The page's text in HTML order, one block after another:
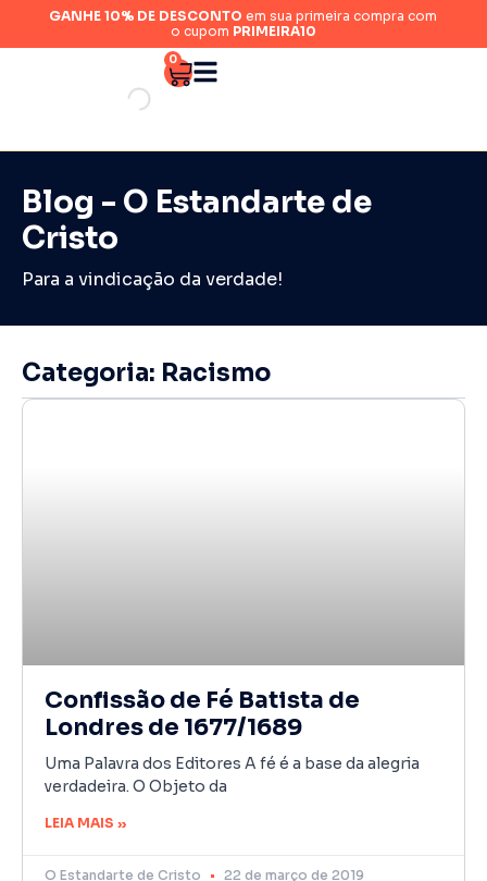
GANHE 10% DE DESCONTO em sua primeira compra com
o cupom PRIMEIRA10
0
Blog - O Estandarte de
Cristo
Para a vindicação da verdade!
Categoria: Racismo
Confissão de Fé Batista de
Londres de 1677/1689
Uma Palavra dos Editores A fé é a base da alegria
verdadeira. O Objeto da
LEIA MAIS »
O Estandarte de Cristo 22 de março de 2019